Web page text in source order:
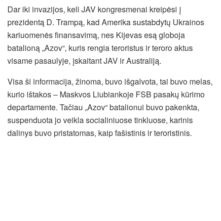
Dar iki invazijos, keli JAV kongresmenai kreipėsi į
prezidentą D. Trampą, kad Amerika sustabdytų Ukrainos
kariuomenės finansavimą, nes Kijevas esą globoja
batalioną „Azov“, kuris rengia teroristus ir teroro aktus
visame pasaulyje, įskaitant JAV ir Australiją.
Visa ši informacija, žinoma, buvo išgalvota, tai buvo melas,
kurio ištakos – Maskvos Liubiankoje FSB pasakų kūrimo
departamente. Tačiau „Azov“ batalionui buvo pakenkta,
suspenduota jo veikla socialiniuose tinkluose, karinis
dalinys buvo pristatomas, kaip fašistinis ir teroristinis.